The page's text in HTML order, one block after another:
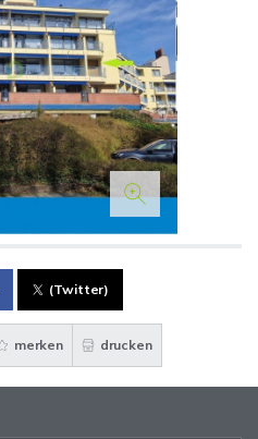
(Twitter)
merken drucken